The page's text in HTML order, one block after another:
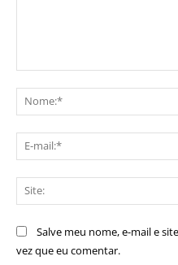
Salve meu nome, e-mail e
vez que eu comentar.